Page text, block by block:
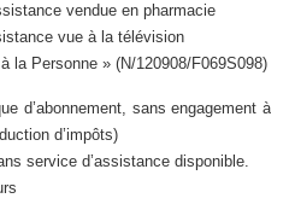
vendue en pharmacie
vue à la télévision
la Personne » (N/120908/F069S098)
d’abonnement, sans engagement à
d’impôts)
service d’assistance disponible.